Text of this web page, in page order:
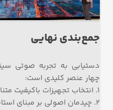
جمع‌بندی نهایی
دستیابی به تجربه صوتی
چهار عنصر کلیدی است:
۱. انتخاب تجهیزات باکیفیت متناسب با فضای شما
۲. چیدمان اصولی بر مبنای استانداردهای جهانی